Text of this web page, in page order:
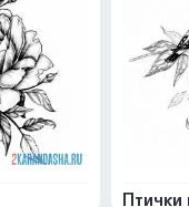
Птички